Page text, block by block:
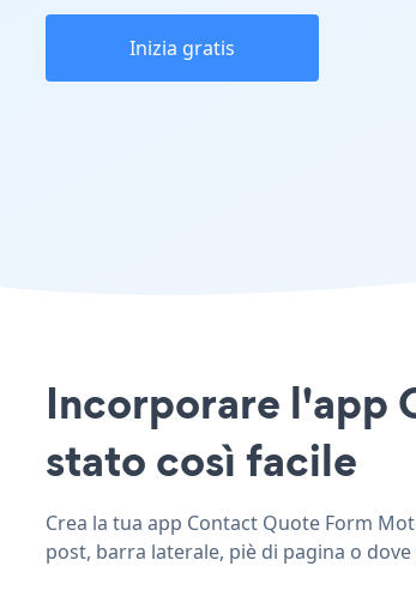
Inizia gratis
Incorporare l'app
stato così facile
Crea la tua app Contact Quote Form
post, barra laterale, piè di pagina o